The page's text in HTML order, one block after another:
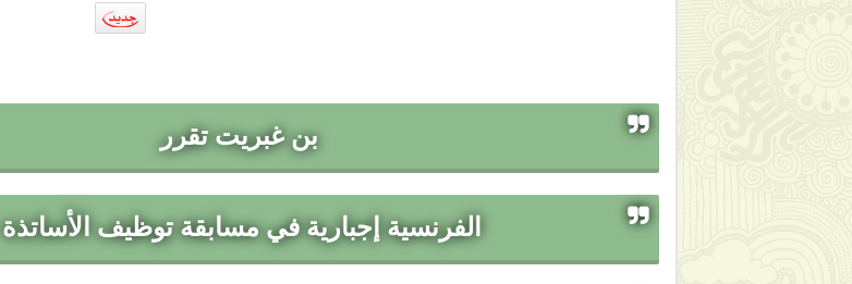
بن غبريت تقرر
الفرنسية إجبارية في مسابقة توظيف الأساتذة